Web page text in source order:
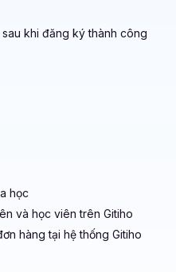
khi đăng ký thành công
học
và học viên trên Gitiho
hàng tại hệ thống Gitiho